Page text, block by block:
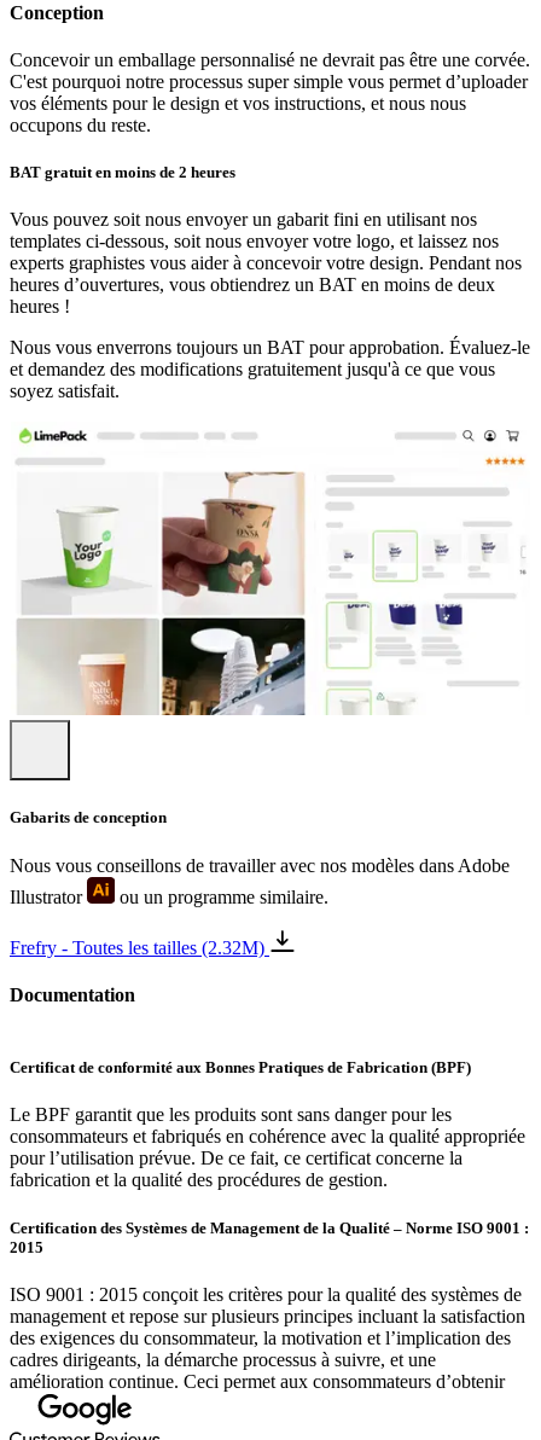
Les pochettes à frites personnalisés arrivent à plat pour économiser
de l'espace, mais ne vous inquiétez pas - ils sont rapides et faciles à
déplier. Vous avez seulement à les pousser sur le côté, pour qu’ils se
plient complètement – alors ils sont prêts à l'emploi tout de suite !
Les pochettes à frites sont formés en collant les deux côtés. Il est
vous souhaitez que votre logo ou texte sur le côté de l’étui à frites,
d'aide avec cela ou si vous avez des questions à ce sujet, veuillez
nous contacter à l'adresse e-mail[email protected]!
Étuis à frites produits en Europe
Nos étuis à frites ont une quantité minimum de commande de 5 000
pièces, et le délai de livraison est de 8 semaines. Nous ne
collaborons qu'avec des fabricants en Europe, c'est pourquoi nous
pouvons proposer des produits de haute qualité à des faibles
à la collaboration avec des producteurs de l’Europe est sans doute
les émissions de CO2 liées au transport diminuées grâce au transport
Montre plus...
Conception
Concevoir un emballage personnalisé ne devrait pas être une corvée.
C'est pourquoi notre processus super simple vous permet d’uploader
vos éléments pour le design et vos instructions, et nous nous
occupons du reste.
BAT gratuit en moins de 2 heures
Vous pouvez soit nous envoyer un gabarit fini en utilisant nos
templates ci-dessous, soit nous envoyer votre logo, et laissez nos
experts graphistes vous aider à concevoir votre design. Pendant nos
heures d’ouvertures, vous obtiendrez un BAT en moins de deux
heures !
Nous vous enverrons toujours un BAT pour approbation. Évaluez-le
et demandez des modifications gratuitement jusqu'à ce que vous
soyez satisfait.
Gabarits de conception
Nous vous conseillons de travailler avec nos modèles dans Adobe
Illustrator
ou un programme similaire.
Frefry - Toutes les tailles (2.32M)
Documentation
Certificat de conformité aux Bonnes Pratiques de Fabrication (BPF)
Le BPF garantit que les produits sont sans danger pour les
consommateurs et fabriqués en cohérence avec la qualité appropriée
pour l’utilisation prévue. De ce fait, ce certificat concerne la
fabrication et la qualité des procédures de gestion.
Certification des Systèmes de Management de la Qualité – Norme ISO 9001 :
2015
ISO 9001 : 2015 conçoit les critères pour la qualité des systèmes de
management et repose sur plusieurs principes incluant la satisfaction
des exigences du consommateur, la motivation et l’implication des
cadres dirigeants, la démarche processus à suivre, et une
amélioration continue. Ceci permet aux consommateurs d’obtenir
des produits et services de qualité constante.